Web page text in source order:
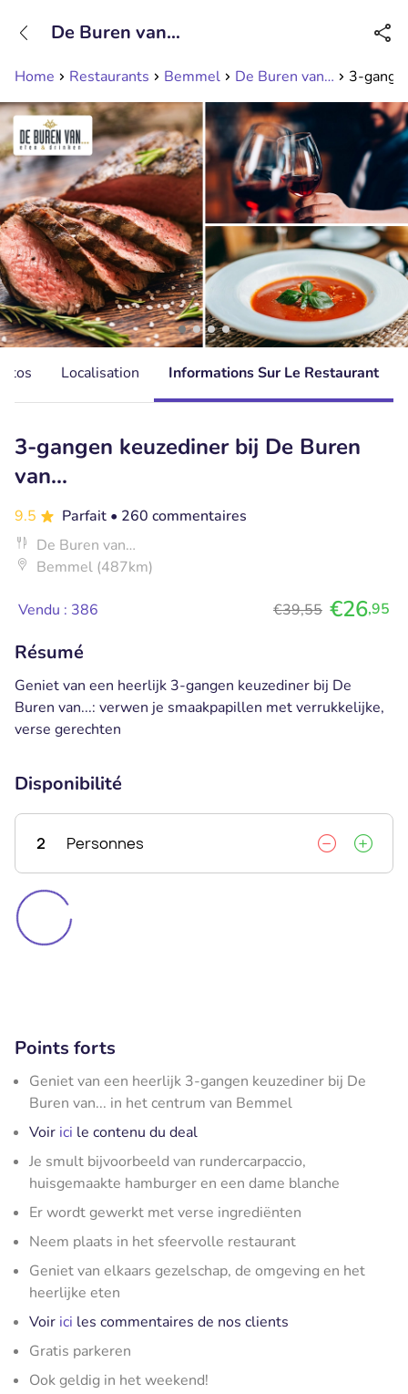
Disponible jusqu'à 23:00 heures
Home Restaurants Bemmel De Buren van… 3-
De Buren van…
Localisation Informations Sur Le Restaurant
3-gangen keuzediner bij De Buren
van...
9.5 Parfait • 260 commentaires
De Buren van…
Bemmel (487km)
Vendu : 386 €39,55 €26,95
Résumé
Geniet van een heerlijk 3-gangen keuzediner bij De
Buren van...: verwen je smaakpapillen met verrukkelijke,
verse gerechten
Disponibilité
2 Personnes
Points forts
Geniet van een heerlijk 3-gangen keuzediner bij De
Buren van... in het centrum van Bemmel
Voir ici le contenu du deal
Je smult bijvoorbeeld van rundercarpaccio,
huisgemaakte hamburger en een dame blanche
Er wordt gewerkt met verse ingrediënten
Neem plaats in het sfeervolle restaurant
Geniet van elkaars gezelschap, de omgeving en het
heerlijke eten
Voir ici les commentaires de nos clients
Gratis parkeren
Ook geldig in het weekend!